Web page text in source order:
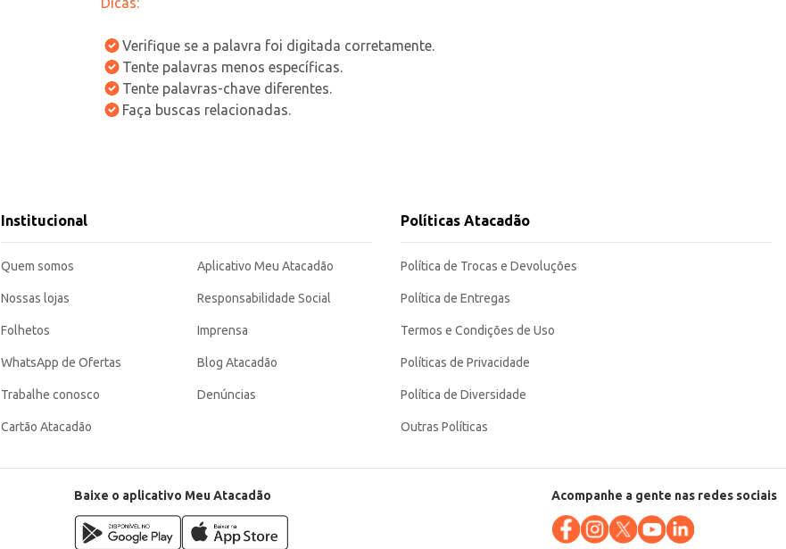
Verifique se a palavra foi digitada corretamente.
Tente palavras menos específicas.
Tente palavras-chave diferentes.
Faça buscas relacionadas.
Institucional
Quem somos
Nossas lojas
Folhetos
WhatsApp de Ofertas
Trabalhe conosco
Cartão Atacadão
Aplicativo Meu Atacadão
Responsabilidade Social
Imprensa
Blog Atacadão
Denúncias
Políticas Atacadão
Política de Trocas e Devoluções
Política de Entregas
Termos e Condições de Uso
Políticas de Privacidade
Política de Diversidade
Outras Políticas
Baixe o aplicativo Meu Atacadão Acompanhe a gente nas redes sociais